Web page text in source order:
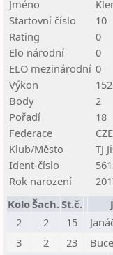
Jméno
Startovní číslo
10
Rating
0
Elo národní
0
ELO mezinárodní 0
Výkon
Body
2
Pořadí
18
Federace
CZE
Klub/Město
TJ
Ident-číslo
Rok narození
KoloŠach.St.č.
2
2 15
3
2 23